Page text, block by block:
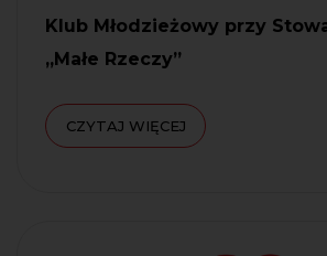
Klub Młodzieżowy przy
„Małe Rzeczy”
CZYTAJ WIĘCEJ